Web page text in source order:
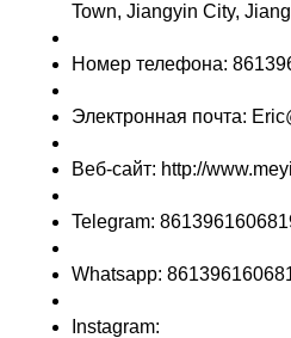
Town, Jiangyin City,
Номер телефона:
Электронная почта:
Веб-сайт: http://
Telegram:
Whatsapp:
Instagram: